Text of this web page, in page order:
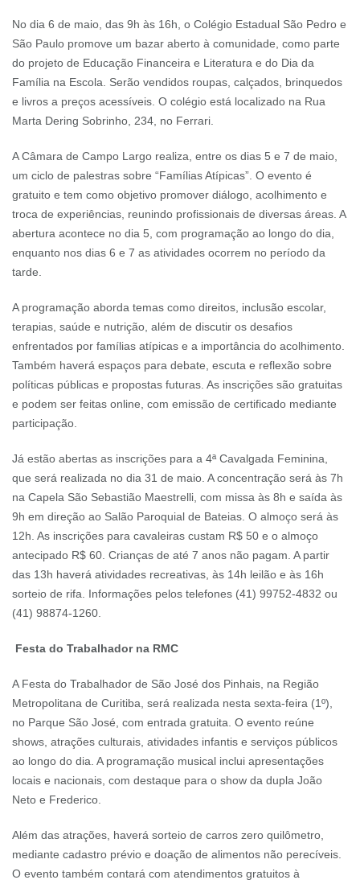
No dia 6 de maio, das 9h às 16h, o Colégio Estadual São Pedro e
São Paulo promove um bazar aberto à comunidade, como parte
do projeto de Educação Financeira e Literatura e do Dia da
Família na Escola. Serão vendidos roupas, calçados, brinquedos
e livros a preços acessíveis. O colégio está localizado na Rua
Marta Dering Sobrinho, 234, no Ferrari.
A Câmara de Campo Largo realiza, entre os dias 5 e 7 de maio,
um ciclo de palestras sobre “Famílias Atípicas”. O evento é
gratuito e tem como objetivo promover diálogo, acolhimento e
troca de experiências, reunindo profissionais de diversas áreas. A
abertura acontece no dia 5, com programação ao longo do dia,
enquanto nos dias 6 e 7 as atividades ocorrem no período da
tarde.
A programação aborda temas como direitos, inclusão escolar,
terapias, saúde e nutrição, além de discutir os desafios
enfrentados por famílias atípicas e a importância do acolhimento.
Também haverá espaços para debate, escuta e reflexão sobre
políticas públicas e propostas futuras. As inscrições são gratuitas
e podem ser feitas online, com emissão de certificado mediante
participação.
Já estão abertas as inscrições para a 4ª Cavalgada Feminina,
que será realizada no dia 31 de maio. A concentração será às 7h
na Capela São Sebastião Maestrelli, com missa às 8h e saída às
9h em direção ao Salão Paroquial de Bateias. O almoço será às
12h. As inscrições para cavaleiras custam R$ 50 e o almoço
antecipado R$ 60. Crianças de até 7 anos não pagam. A partir
das 13h haverá atividades recreativas, às 14h leilão e às 16h
sorteio de rifa. Informações pelos telefones (41) 99752-4832 ou
(41) 98874-1260.
Festa do Trabalhador na RMC
A Festa do Trabalhador de São José dos Pinhais, na Região
Metropolitana de Curitiba, será realizada nesta sexta-feira (1º),
no Parque São José, com entrada gratuita. O evento reúne
shows, atrações culturais, atividades infantis e serviços públicos
ao longo do dia. A programação musical inclui apresentações
locais e nacionais, com destaque para o show da dupla João
Neto e Frederico.
Além das atrações, haverá sorteio de carros zero quilômetro,
mediante cadastro prévio e doação de alimentos não perecíveis.
O evento também contará com atendimentos gratuitos à